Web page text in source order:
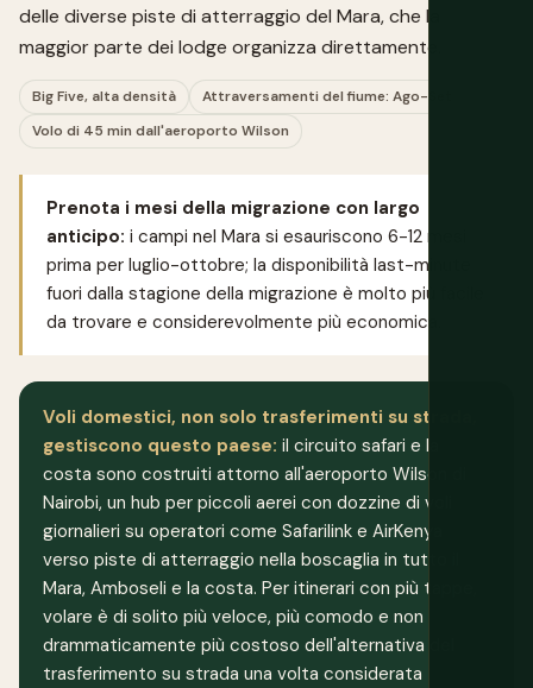
delle diverse piste di atterraggio del Mara, che la
maggior parte dei lodge organizza direttamente.
Big Five, alta densità
Attraversamenti del fiume: Ago-Set
Volo di 45 min dall'aeroporto Wilson
Prenota i mesi della migrazione con largo
anticipo: i campi nel Mara si esauriscono 6-12 mesi
prima per luglio-ottobre; la disponibilità last-minute
fuori dalla stagione della migrazione è molto più facile
da trovare e considerevolmente più economica.
Voli domestici, non solo trasferimenti su strada,
gestiscono questo paese: il circuito safari e la
costa sono costruiti attorno all'aeroporto Wilson di
Nairobi, un hub per piccoli aerei con dozzine di voli
giornalieri su operatori come Safarilink e AirKenya
verso piste di atterraggio nella boscaglia in tutto il
Mara, Amboseli e la costa. Per itinerari con più tappe,
volare è di solito più veloce, più comodo e non
drammaticamente più costoso dell'alternativa del
trasferimento su strada una volta considerata